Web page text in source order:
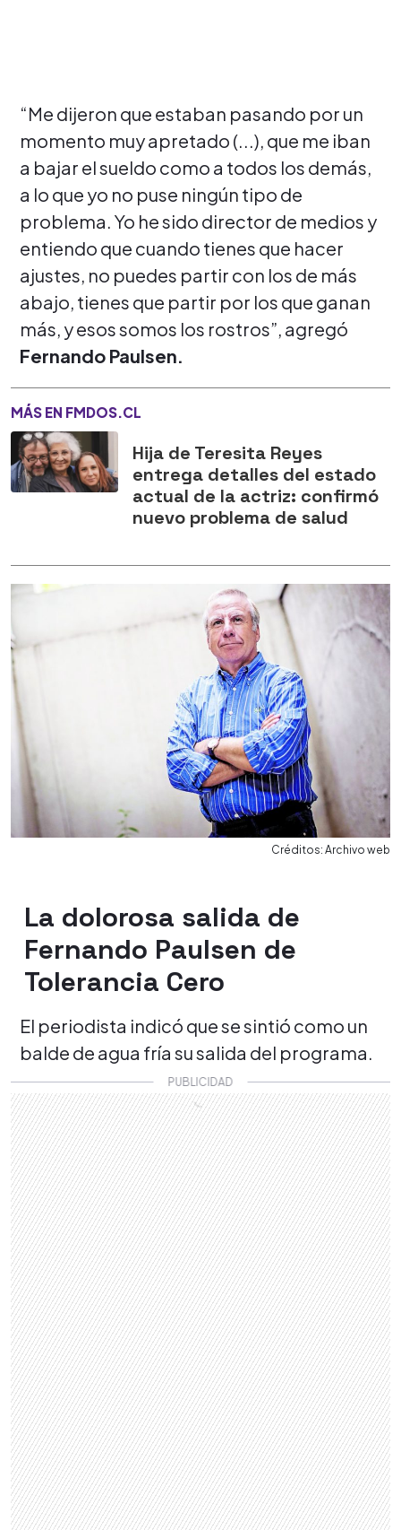
“Me dijeron que estaban pasando por un
momento muy apretado (...), que me iban
a bajar el sueldo como a todos los demás,
a lo que yo no puse ningún tipo de
problema. Yo he sido director de medios y
entiendo que cuando tienes que hacer
ajustes, no puedes partir con los de más
abajo, tienes que partir por los que ganan
más, y esos somos los rostros”, agregó
Fernando Paulsen.
MÁS EN FMDOS.CL
Hija de Teresita Reyes
entrega detalles del estado
actual de la actriz: confirmó
nuevo problema de salud
Créditos: Archivo web
La dolorosa salida de
Fernando Paulsen de
Tolerancia Cero
El periodista indicó que se sintió como un
balde de agua fría su salida del programa.